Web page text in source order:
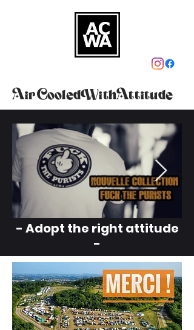
AirCooledWithAttitude
- Adopt the right attitude
-